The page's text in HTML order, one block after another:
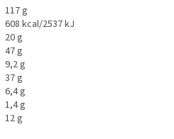
117 g
608 kcal/2537 kJ
20 g
47 g
9,2 g
37 g
6,4 g
1,4 g
12 g